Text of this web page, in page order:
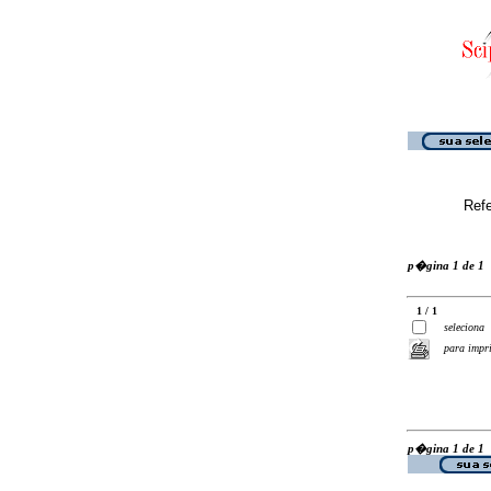
p�gina 1 de 1
1 / 1
seleciona
para
p�gina 1 de 1